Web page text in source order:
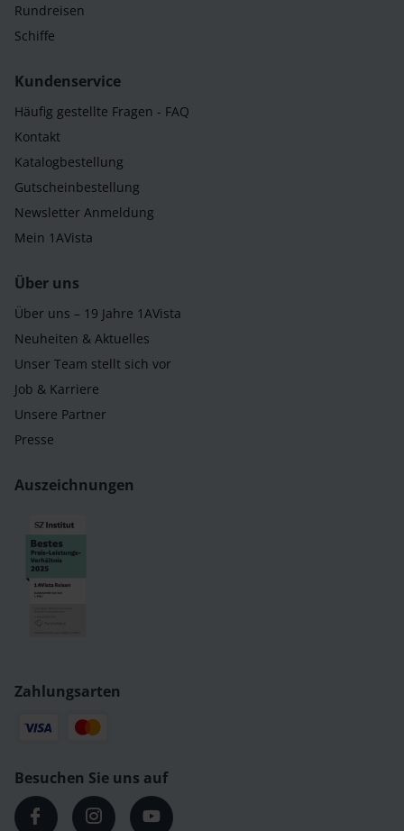
Rundreisen
Schiffe
Kundenservice
Häufig gestellte Fragen - FAQ
Kontakt
Katalogbestellung
Gutscheinbestellung
Newsletter Anmeldung
Mein 1AVista
Über uns
Über uns – 19 Jahre 1AVista
Neuheiten & Aktuelles
Unser Team stellt sich vor
Job & Karriere
Unsere Partner
Presse
Auszeichnungen
Zahlungsarten
Besuchen Sie uns auf